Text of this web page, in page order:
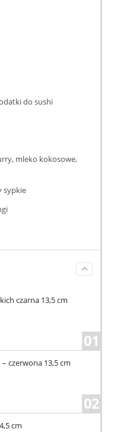
do sushi
mleko kokosowe,
sypkie
czarna 13,5 cm
01
czerwona 13,5 cm
02
cm